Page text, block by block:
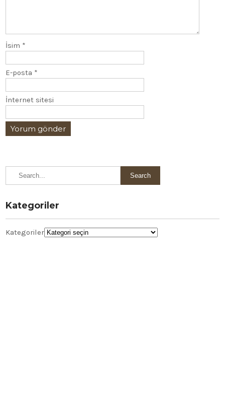
İsim *
E-posta *
İnternet sitesi
Kategoriler
Kategoriler